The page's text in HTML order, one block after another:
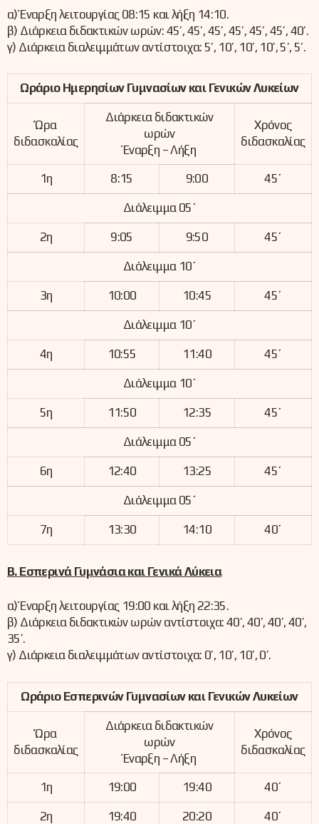
α) Έναρξη λειτουργίας 08:15 και λήξη 14:10.
β) Διάρκεια διδακτικών ωρών: 45’, 45’, 45’, 45’, 45’, 45’, 40’.
γ) Διάρκεια διαλειμμάτων αντίστοιχα: 5’, 10’, 10’, 10’, 5’, 5’.
Ωράριο Ημερησίων Γυμνασίων και Γενικών Λυκείων
Ώρα
διδασκαλίας
Διάρκεια διδακτικών
ωρών
Έναρξη – Λήξη
Χρόνος
διδασκαλίας
1η 8:15 9:00 45΄
Διάλειμμα 05΄
2η 9:05 9:50 45΄
Διάλειμμα 10΄
3η 10:00 10:45 45΄
Διάλειμμα 10΄
4η 10:55 11:40 45΄
Διάλειμμα 10΄
5η 11:50 12:35 45΄
Διάλειμμα 05΄
6η 12:40 13:25 45΄
Διάλειμμα 05΄
7η 13:30 14:10 40΄
Β. Εσπερινά Γυμνάσια και Γενικά Λύκεια
α) Έναρξη λειτουργίας 19:00 και λήξη 22:35.
β) Διάρκεια διδακτικών ωρών αντίστοιχα: 40’, 40’, 40’, 40’,
35’.
γ) Διάρκεια διαλειμμάτων αντίστοιχα: 0’, 10’, 10’, 0’.
Ωράριο Εσπερινών Γυμνασίων και Γενικών Λυκείων
Ώρα
διδασκαλίας
Διάρκεια διδακτικών
ωρών
Έναρξη – Λήξη
Χρόνος
διδασκαλίας
1η 19:00 19:40 40΄
2η 19:40 20:20 40΄